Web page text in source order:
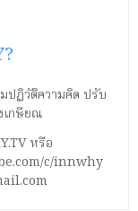
ปฏิวัติความคิด ปรับ
เกษียณ
หรือ
c/innwhy